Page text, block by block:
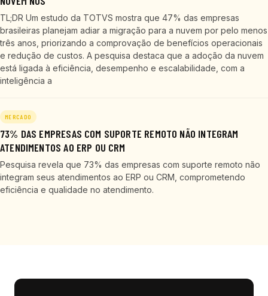
TL;DR Um estudo da TOTVS mostra que 47% das empresas
brasileiras planejam adiar a migração para a nuvem por pelo menos
três anos, priorizando a comprovação de benefícios operacionais
e redução de custos. A pesquisa destaca que a adoção da nuvem
está ligada à eficiência, desempenho e escalabilidade, com a
inteligência a
MERCADO
73% DAS EMPRESAS COM SUPORTE REMOTO NÃO INTEGRAM
ATENDIMENTOS AO ERP OU CRM
Pesquisa revela que 73% das empresas com suporte remoto não
integram seus atendimentos ao ERP ou CRM, comprometendo
eficiência e qualidade no atendimento.